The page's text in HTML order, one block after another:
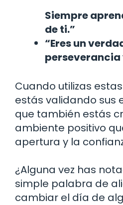
Siempre
de ti.”
“Eres un
Cuando utilizas
estás validando sus
que también estás
ambiente positivo
apertura y la
¿Alguna vez has
simple palabra de
cambiar el día de